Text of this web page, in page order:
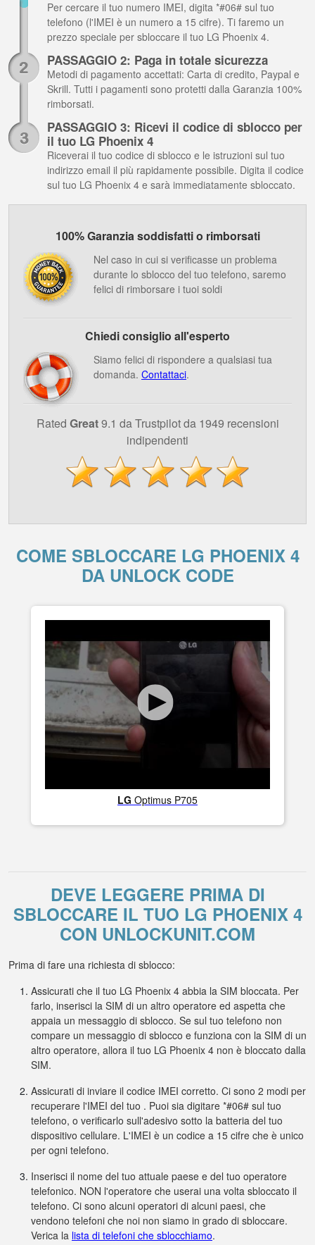
Per cercare il tuo numero IMEI, digita *#06# sul tuo
telefono (l'IMEI è un numero a 15 cifre). Ti faremo un
prezzo speciale per sbloccare il tuo LG Phoenix 4.
PASSAGGIO 2: Paga in totale sicurezza
Metodi di pagamento accettati: Carta di credito, Paypal e
Skrill. Tutti i pagamenti sono protetti dalla Garanzia 100%
rimborsati.
PASSAGGIO 3: Ricevi il codice di sblocco per
il tuo LG Phoenix 4
Riceverai il tuo codice di sblocco e le istruzioni sul tuo
indirizzo email il più rapidamente possibile. Digita il codice
sul tuo LG Phoenix 4 e sarà immediatamente sbloccato.
100% Garanzia soddisfatti o rimborsati
Nel caso in cui si verificasse un problema
durante lo sblocco del tuo telefono, saremo
felici di rimborsare i tuoi soldi
Chiedi consiglio all'esperto
Siamo felici di rispondere a qualsiasi tua
domanda. Contattaci.
Rated Great9.1 da Trustpilot da 1949 recensioni
indipendenti
COME SBLOCCARE LG PHOENIX 4
DA UNLOCK CODE
LG Optimus P705
DEVE LEGGERE PRIMA DI
SBLOCCARE IL TUO LG PHOENIX 4
CON UNLOCKUNIT.COM
Prima di fare una richiesta di sblocco:
Assicurati che il tuo LG Phoenix 4 abbia la SIM bloccata. Per
farlo, inserisci la SIM di un altro operatore ed aspetta che
appaia un messaggio di sblocco. Se sul tuo telefono non
compare un messaggio di sblocco e funziona con la SIM di un
altro operatore, allora il tuo LG Phoenix 4 non è bloccato dalla
SIM.
Assicurati di inviare il codice IMEI corretto. Ci sono 2 modi per
recuperare l'IMEI del tuo . Puoi sia digitare *#06# sul tuo
telefono, o verificarlo sull'adesivo sotto la batteria del tuo
dispositivo cellulare. L'IMEI è un codice a 15 cifre che è unico
per ogni telefono.
Inserisci il nome del tuo attuale paese e del tuo operatore
telefonico. NON l'operatore che userai una volta sbloccato il
telefono. Ci sono alcuni operatori di alcuni paesi, che
vendono telefoni che noi non siamo in grado di sbloccare.
Verica la lista di telefoni che sblocchiamo.